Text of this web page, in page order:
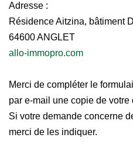
Adresse :
Résidence Aitzina, bâtiment
64600ANGLET
allo-immopro.com
Merci de compléter le
par e-mail une copie de votre
Si votre demande concerne
merci de les indiquer.